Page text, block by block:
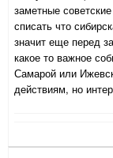
заметные
списать что
значит еще перед
какое то важное
Самарой или
действиям, но